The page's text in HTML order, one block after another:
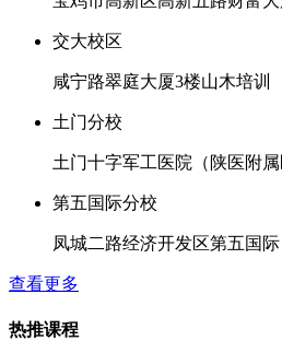
交大校区
咸宁路翠庭大厦3楼山木培训
土门分校
土门十字军工医院（陕医附
第五国际分校
凤城二路经济开发区第五国际
查看更多
热推课程